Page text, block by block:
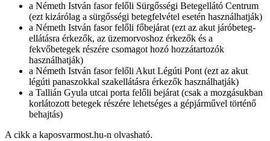
a Németh István fasor felőli Sürgősségi Betegellátó Centrum
(ezt kizárólag a sürgősségi betegfelvétel esetén használhatják)
a Németh István fasor felőli főbejárat (ezt az akut járóbeteg-
ellátásra érkezők, az üzemorvoshoz érkezők és a
fekvőbetegek részére csomagot hozó hozzátartozók
használhatják)
a Németh István fasor felőli Akut Légúti Pont (ezt az akut
légúti panaszokkal szakellátásra érkezők használhatják)
a Tallián Gyula utcai porta felőli bejárat (csak a mozgásukban
korlátozott betegek részére lehetséges a gépjárművel történő
behajtás)
A cikk a kaposvarmost.hu-n olvasható.